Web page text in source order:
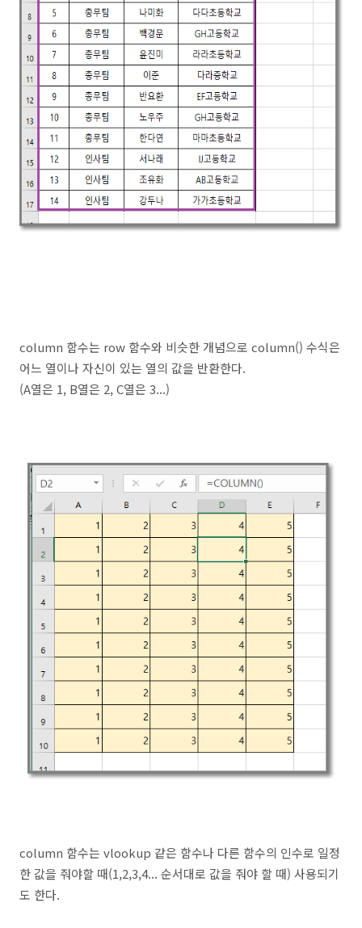
column 함수는 row 함수와 비슷한 개념으로 column() 수식은
어느 열이나 자신이 있는 열의 값을 반환한다.
(A열은 1, B열은 2, C열은 3...)
column 함수는 vlookup 같은 함수나 다른 함수의 인수로 일정
한 값을 줘야할 때(1,2,3,4... 순서대로 값을 줘야 할 때) 사용되기
도 한다.